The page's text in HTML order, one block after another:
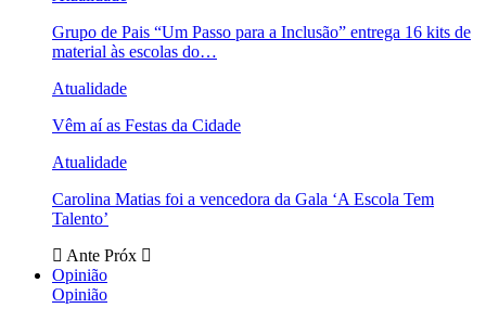
Grupo de Pais “Um Passo para a Inclusão” entrega 16 kits de
material às escolas do…
Atualidade
Vêm aí as Festas da Cidade
Atualidade
Carolina Matias foi a vencedora da Gala ‘A Escola Tem
Talento’
Ante Próx
Opinião
Opinião